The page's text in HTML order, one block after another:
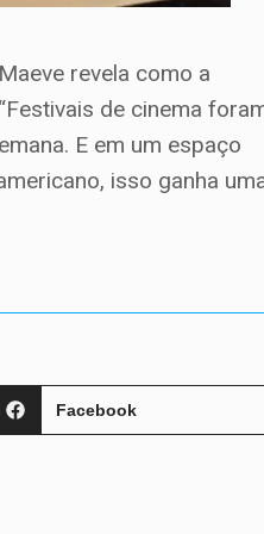
revela como a
de cinema
E em um espaço
isso ganha
Facebook